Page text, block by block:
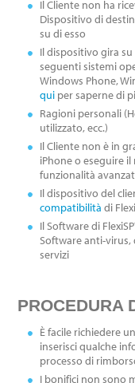
Il Cliente non ha
Dispositivo di
su di esso
Il dispositivo gira
seguenti sistemi
Windows Phone,
qui per saperne di
Ragioni personali
utilizzato, ecc.)
Il Cliente non è in
iPhone o eseguire
funzionalità
Il dispositivo del
compatibilità di
Il Software di
Software anti-
servizi
PROCEDURA
È facile richiedere
inserisci qualche
processo di
I bonifici non sono